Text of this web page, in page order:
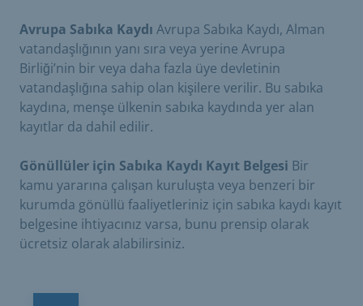
Avrupa Sabıka Kaydı Avrupa Sabıka Kaydı, Alman
vatandaşlığının yanı sıra veya yerine Avrupa
Birliği’nin bir veya daha fazla üye devletinin
vatandaşlığına sahip olan kişilere verilir. Bu sabıka
kaydına, menşe ülkenin sabıka kaydında yer alan
kayıtlar da dahil edilir.
Gönüllüler için Sabıka Kaydı Kayıt Belgesi Bir
kamu yararına çalışan kuruluşta veya benzeri bir
kurumda gönüllü faaliyetleriniz için sabıka kaydı kayıt
belgesine ihtiyacınız varsa, bunu prensip olarak
ücretsiz olarak alabilirsiniz.